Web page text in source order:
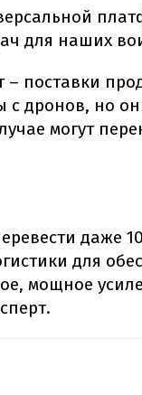
для наших
поставки
с дронов, но
могут
даже
для
мощное